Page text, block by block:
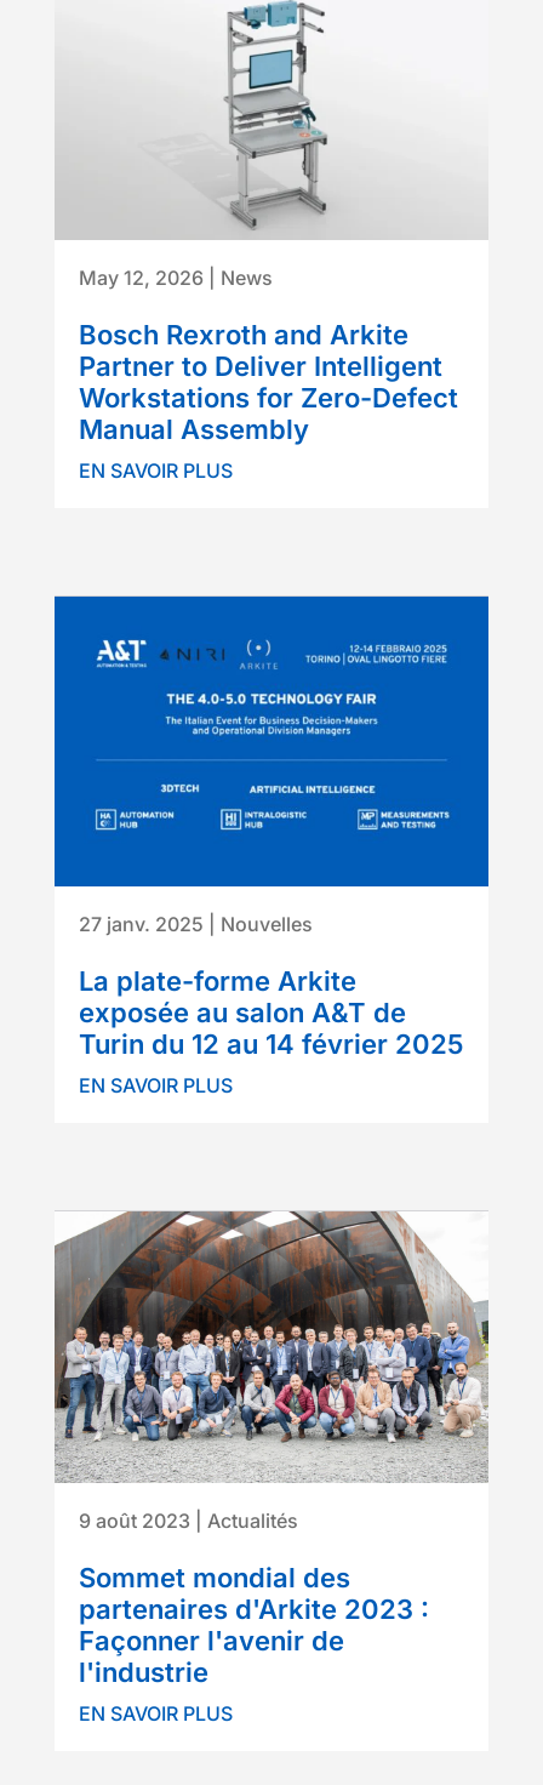
Bosch Rexroth and Arkite
Partner to Deliver Intelligent
Workstations for Zero-Defect
Manual Assembly
May 12, 2026 News
EN SAVOIR PLUS
La plate-forme Arkite
exposée au salon A&T de
Turin du 12 au 14 février 2025
27 janv. 2025 Nouvelles
EN SAVOIR PLUS
Sommet mondial des
partenaires d'Arkite 2023 :
Façonner l'avenir de
l'industrie
9 août 2023 Actualités
EN SAVOIR PLUS